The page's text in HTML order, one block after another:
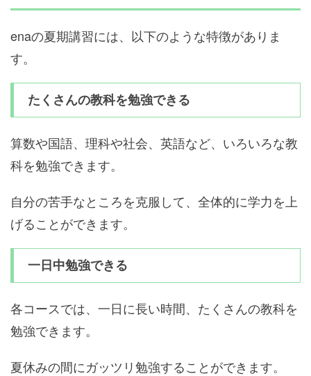
enaの夏期講習には、以下のような特徴がありま
す。
たくさんの教科を勉強できる
算数や国語、理科や社会、英語など、いろいろな教
科を勉強できます。
自分の苦手なところを克服して、全体的に学力を上
げることができます。
一日中勉強できる
各コースでは、一日に長い時間、たくさんの教科を
勉強できます。
夏休みの間にガッツリ勉強することができます。